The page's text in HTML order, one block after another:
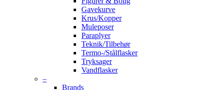
Gavekurve
Krus/Kopper
Muleposer
Paraplyer
Teknik/Tilbehør
Termo-/Stålflasker
Tryksager
Vandflasker
–
Brands